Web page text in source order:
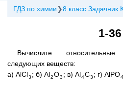
ГДЗ по химии 8 класс Задачник
1-36
Вычислите
следующих веществ:
а) AlCl3 ; б) Al2O3 ; в) Al4C3 ; г) AlPO4